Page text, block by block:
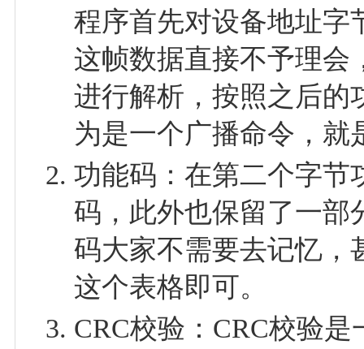
程序首先对设备地址字
这帧数据直接不予理会
进行解析，按照之后的
为是一个广播命令，就
功能码：在第二个字节
码，此外也保留了一部
码大家不需要去记忆，
这个表格即可。
CRC校验：CRC校验